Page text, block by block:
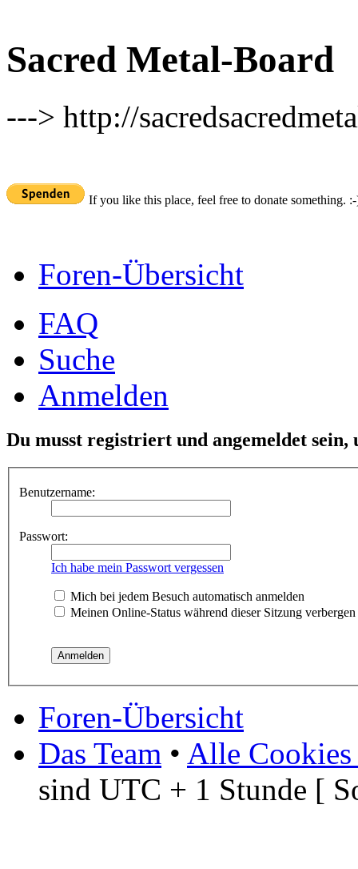
Sacred Metal-Board
---> http://
If you like this place, feel free to donate something.
Foren-Übersicht
FAQ
Suche
Anmelden
Du musst registriert und angemeldet
Benutzername:
Passwort:
Ich habe mein Passwort vergessen
Mich bei jedem Besuch automatisch anmelden
Meinen Online-Status während dieser Sitzung verbergen
Foren-Übersicht
Das Team • Alle Cookies
sind UTC + 1 Stunde [